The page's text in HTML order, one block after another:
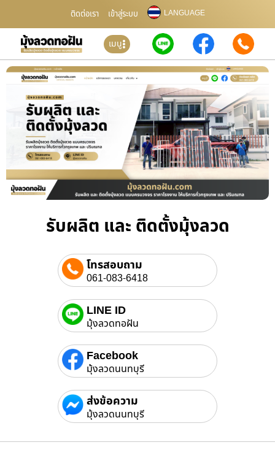
ติดต่อเรา เข้าสู่ระบบ LANGUAGE
เมนู
รับผลิต และ ติดตั้งมุ้งลวด
โทรสอบถาม
061-083-6418
LINE ID
มุ้งลวดทอฝัน
Facebook
มุ้งลวดนนทบุรี
ส่งข้อความ
มุ้งลวดนนทบุรี